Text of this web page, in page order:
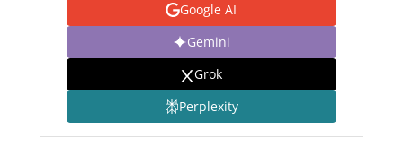
Google AI
Gemini
Grok
Perplexity